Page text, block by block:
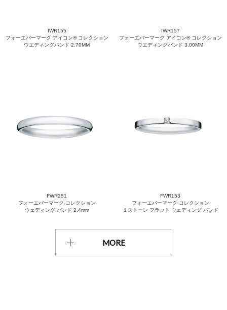
IWR155
フォーエバーマーク アイコン® コレクション
ウエディングバンド 2.70MM
IWR157
フォーエバーマーク アイコン® コレクション
ウエディングバンド 3.00MM
FWR251
フォーエバーマーク コレクション
ウェディング バンド 2.4mm
FWR153
フォーエバーマーク コレクション
１ストーン フラット ウェディング バンド
MORE